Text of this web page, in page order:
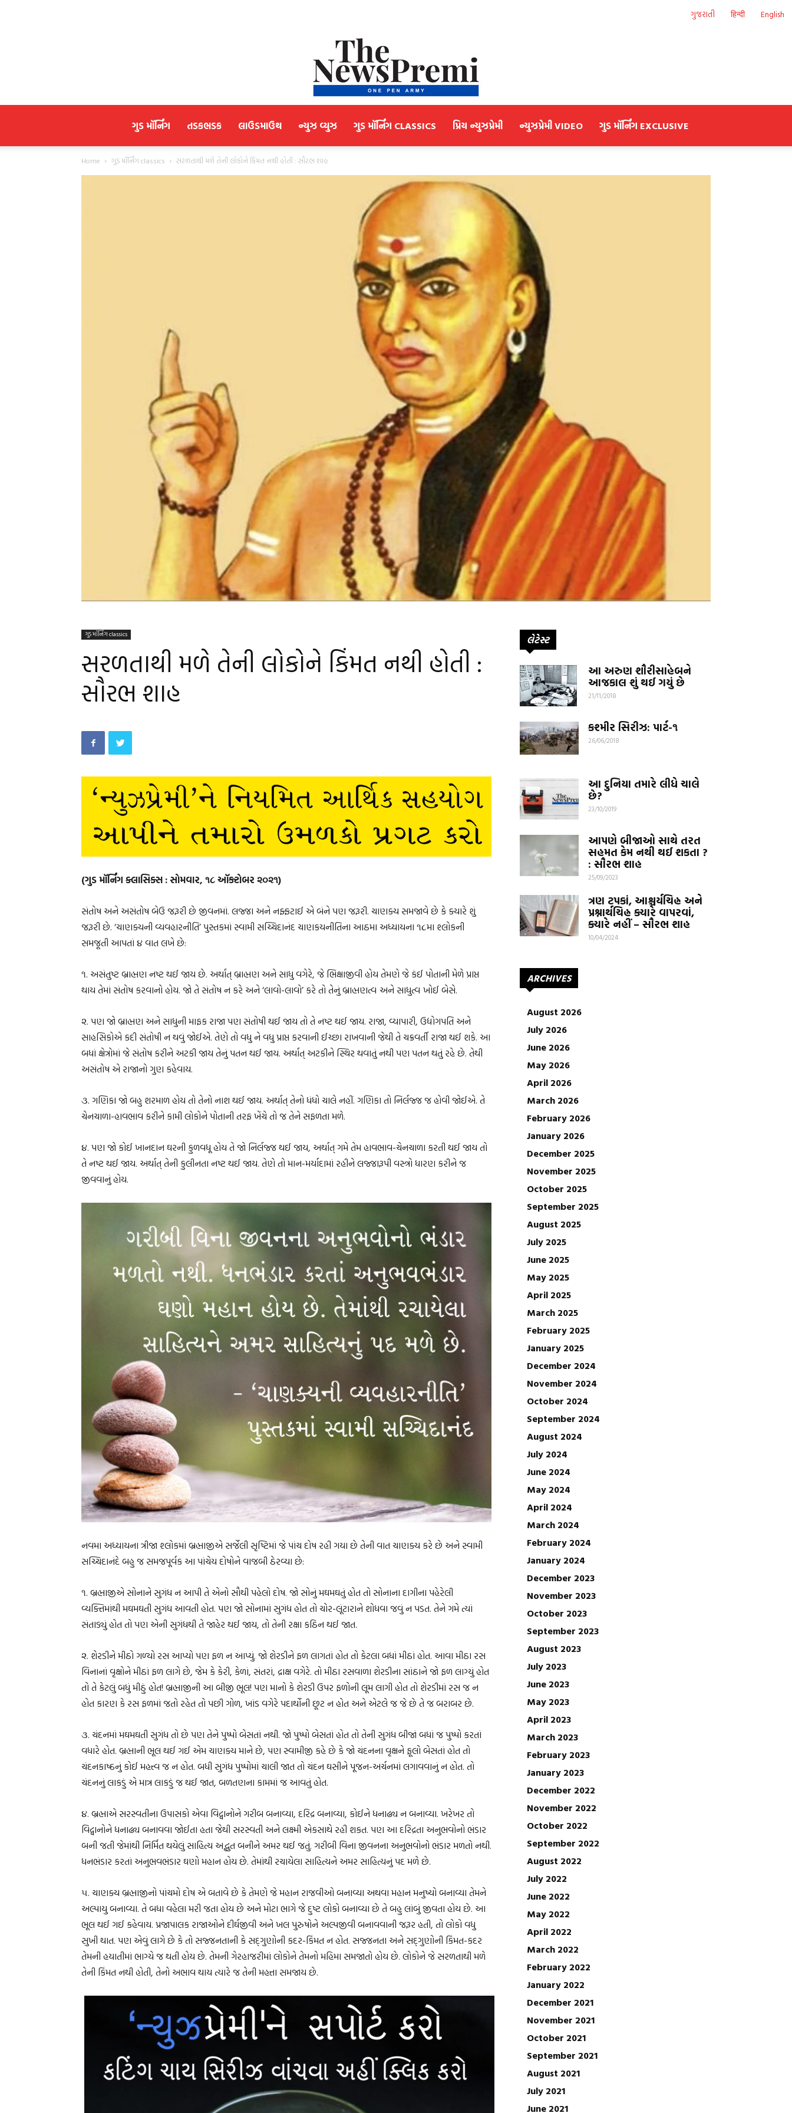
ગુજરાતી हिन्दी English
ગુડ મૉર્નિંગ તડકભડક લાઉડમાઉથ ન્યુઝ વ્યુઝ ગુડ મૉર્નિંગ CLASSICS પ્રિય ન્યુઝપ્રેમી ન્યુઝપ્રેમી VIDEO ગુડ મૉર્નિંગ EXCLUSIVE
Home ગુડ મૉર્નિંગ classics સરળતાથી મળે તેની લોકોને કિંમત નથી હોતી : સૌરભ શાહ
ગુડ મૉર્નિંગ classics
સરળતાથી મળે તેની લોકોને કિંમત નથી હોતી :
સૌરભ શાહ
(ગુડ મૉર્નિંગ ક્લાસિક્સ : સોમવાર, ૧૮ ઑક્ટોબર ૨૦૨૧)
સંતોષ અને અસંતોષ બેઉ જરૂરી છે જીવનમાં. લજ્જા અને નફ્ફટાઈ એ બંને પણ જરૂરી. ચાણક્ય સમજાવે છે કે ક્યારે શું
જરૂરી છે. ‘ચાણક્યની વ્યવહારનીતિ’ પુસ્તકમાં સ્વામી સચ્ચિદાનંદ ચાણકયનીતિના આઠમા અધ્યાયના ૧૮મા શ્લોકની
સમજૂતી આપતાં ૪ વાત લખે છે:
૧. અસંતુષ્ટ બ્રાહ્મણ નષ્ટ થઈ જાય છે. અર્થાત્ બ્રાહ્મણ અને સાધુ વગેરે, જે ભિક્ષાજીવી હોય તેમણે જે કંઈ પોતાની મેળે પ્રાપ્ત
થાય તેમાં સંતોષ કરવાનો હોય. જો તે સંતોષ ન કરે અને ‘લાવો-લાવો’ કરે તો તેનું બ્રાહ્મણત્વ અને સાધુત્વ ખોઈ બેસે.
૨. પણ જો બ્રાહ્મણ અને સાધુની માફક રાજા પણ સંતોષી થઈ જાય તો તે નષ્ટ થઈ જાય. રાજા, વ્યાપારી, ઉદ્યોગપતિ અને
સાહસિકોએ કદી સંતોષી ન થવું જોઈએ. તેણે તો વધુ ને વધુ પ્રાપ્ત કરવાની ઈચ્છા રાખવાની જેથી તે ચક્રવર્તી રાજા થઈ શકે. આ
બધાં ક્ષેત્રોમાં જે સંતોષ કરીને અટકી જાય તેનું પતન થઈ જાય. અર્થાત્ અટકીને સ્થિર થવાતું નથી પણ પતન થતું રહે છે. તેથી
અસંતોષ એ રાજાનો ગુણ કહેવાય.
૩. ગણિકા જો બહુ શરમાળ હોય તો તેનો નાશ થઈ જાય. અર્થાત્ તેનો ધંધો ચાલે નહીં. ગણિકા તો નિર્લજ્જ જ હોવી જોઈએ. તે
ચેનચાળા-હાવભાવ કરીને કામી લોકોને પોતાની તરફ ખેંચે તો જ તેને સફળતા મળે.
૪. પણ જો કોઈ ખાનદાન ઘરની કુળવધૂ હોય તે જો નિર્લજ્જ થઈ જાય, અર્થાત્ ગમે તેમ હાવભાવ-ચેનચાળા કરતી થઈ જાય તો
તે નષ્ટ થઈ જાય. અર્થાત્ તેની કુલીનતા નષ્ટ થઈ જાય. તેણે તો માન-મર્યાદામાં રહીને લજ્જારૂપી વસ્ત્રો ધારણ કરીને જ
જીવવાનું હોય.
નવમા અધ્યાયના ત્રીજા શ્લોકમાં બ્રહ્માજીએ સર્જેલી સૃષ્ટિમાં જે પાંચ દોષ રહી ગયા છે તેની વાત ચાણક્ય કરે છે અને સ્વામી
સચ્ચિદાનંદે બહુ જ સમજપૂર્વક આ પાંચેય દોષોને વાજબી ઠેરવ્યા છે:
૧. બ્રહ્માજીએ સોનાને સુગંધ ન આપી તે એનો સૌથી પહેલો દોષ. જો સોનું મઘમઘતું હોત તો સોનાના દાગીના પહેરેલી
વ્યક્તિમાંથી મઘમઘતી સુગંધ આવતી હોત. પણ જો સોનામાં સુગંધ હોત તો ચોર-લૂંટારાને શોધવા જવું ન પડત. તેને ગમે ત્યાં
સંતાડ્યું હોત તો પણ એની સુગંધથી તે જાહેર થઈ જાય, તો તેની રક્ષા કઠિન થઈ જાત.
૨. શેરડીને મીઠો ગળ્યો રસ આપ્યો પણ ફળ ન આપ્યું. જો શેરડીને ફળ લાગતાં હોત તો કેટલા બધાં મીઠાં હોત. આવા મીઠા રસ
વિનાનાં વૃક્ષોને મીઠાં ફળ લાગે છે, જેમ કે કેરી, કેળાં, સંતરાં, દ્રાક્ષ વગેરે. તો મીઠા રસવાળા શેરડીના સાંઠાને જો ફળ લાગ્યું હોત
તો તે કેટલું બધું મીઠું હોત! બ્રહ્માજીની આ બીજી ભૂલ! પણ માનો કે શેરડી ઉપર ફળોની લૂમ લાગી હોત તો શેરડીમાં રસ જ ન
હોત કારણ કે રસ ફળમાં જતો રહેત તો પછી ગોળ, ખાંડ વગેરે પદાર્થોની છૂટ ન હોત અને એટલે જ જે છે તે જ બરાબર છે.
૩. ચંદનમાં મઘમઘતી સુગંધ તો છે પણ તેને પુષ્પો બેસતાં નથી. જો પુષ્પો બેસતાં હોત તો તેની સુગંધ બીજાં બધાં જ પુષ્પો કરતાં
વધારે હોત. બ્રહ્માની ભૂલ થઈ ગઈ એમ ચાણક્ય માને છે, પણ સ્વામીજી કહે છે કે જો ચંદનના વૃક્ષને ફૂલો બેસતાં હોત તો
ચંદનકાષ્ઠનું કોઈ મહત્ત્વ જ ન હોત. બધી સુગંધ પુષ્પોમાં ચાલી જાત તો ચંદન ઘસીને પૂજન-અર્ચનમાં લગાવવાનું ન હોત. તો
ચંદનનું લાકડું એ માત્ર લાકડું જ થઈ જાત, બળતણના કામમાં જ આવતું હોત.
૪. બ્રહ્માએ સરસ્વતીના ઉપાસકો એવા વિદ્વાનોને ગરીબ બનાવ્યા, દરિદ્ર બનાવ્યા, કોઈને ધનાઢ્ય ન બનાવ્યા. ખરેખર તો
વિદ્વાનોને ધનાઢ્ય બનાવવા જોઈતા હતા જેથી સરસ્વતી અને લક્ષ્મી એકસાથે રહી શકત. પણ આ દરિદ્રતા અનુભવોનો ભંડાર
બની જતી જેમાંથી નિર્મિત થયેલું સાહિત્ય અદ્ભુત બનીને અમર થઈ જતું. ગરીબી વિના જીવનના અનુભવોનો ભંડાર મળતો નથી.
ધનભંડાર કરતાં અનુભવભંડાર ઘણો મહાન હોય છે. તેમાંથી રચાયેલા સાહિત્યને અમર સાહિત્યનું પદ મળે છે.
૫. ચાણક્ય બ્રહ્માજીનો પાંચમો દોષ એ બતાવે છે કે તેમણે જે મહાન રાજવીઓ બનાવ્યા અથવા મહાન મનુષ્યો બનાવ્યા તેમને
અલ્પાયુ બનાવ્યા. તે બધા વહેલા મરી જતા હોય છે અને મોટા ભાગે જે દુષ્ટ લોકો બનાવ્યા છે તે બહુ લાંબું જીવતા હોય છે. આ
ભૂલ થઈ ગઈ કહેવાય. પ્રજાપાલક રાજાઓને દીર્ઘજીવી અને ખલ પુરુષોને અલ્પજીવી બનાવવાની જરૂર હતી, તો લોકો વધુ
સુખી થાત. પણ એવું લાગે છે કે તો સજ્જનતાની કે સદ્ગુણોની કદર-કિંમત ન હોત. સજ્જનતા અને સદ્ગુણોની કિંમત-કદર
તેમની હયાતીમાં ભાગ્યે જ થતી હોય છે. તેમની ગેરહાજરીમાં લોકોને તેમનો મહિમા સમજાતો હોય છે. લોકોને જે સરળતાથી મળે
તેની કિંમત નથી હોતી, તેનો અભાવ થાય ત્યારે જ તેની મહત્તા સમજાય છે.
લેટેસ્ટ
આ અરુણ શૌરીસાહેબને
આજકાલ શું થઈ ગયું છે
21/11/2018
કશ્મીર સિરીઝ: પાર્ટ-૧
26/06/2018
આ દુનિયા તમારે લીધે ચાલે
છે?
23/10/2019
આપણે બીજાઓ સાથે તરત
સહમત કેમ નથી થઈ શકતા ?
: સૌરભ શાહ
25/09/2023
ત્રણ ટપકાં, આશ્ચર્યચિહ્ન અને
પ્રશ્નાર્થચિહ્ન ક્યારે વાપરવાં,
ક્યારે નહીં – સૌરભ શાહ
10/04/2024
ARCHIVES
August 2026
July 2026
June 2026
May 2026
April 2026
March 2026
February 2026
January 2026
December 2025
November 2025
October 2025
September 2025
August 2025
July 2025
June 2025
May 2025
April 2025
March 2025
February 2025
January 2025
December 2024
November 2024
October 2024
September 2024
August 2024
July 2024
June 2024
May 2024
April 2024
March 2024
February 2024
January 2024
December 2023
November 2023
October 2023
September 2023
August 2023
July 2023
June 2023
May 2023
April 2023
March 2023
February 2023
January 2023
December 2022
November 2022
October 2022
September 2022
August 2022
July 2022
June 2022
May 2022
April 2022
March 2022
February 2022
January 2022
December 2021
November 2021
October 2021
September 2021
August 2021
July 2021
June 2021